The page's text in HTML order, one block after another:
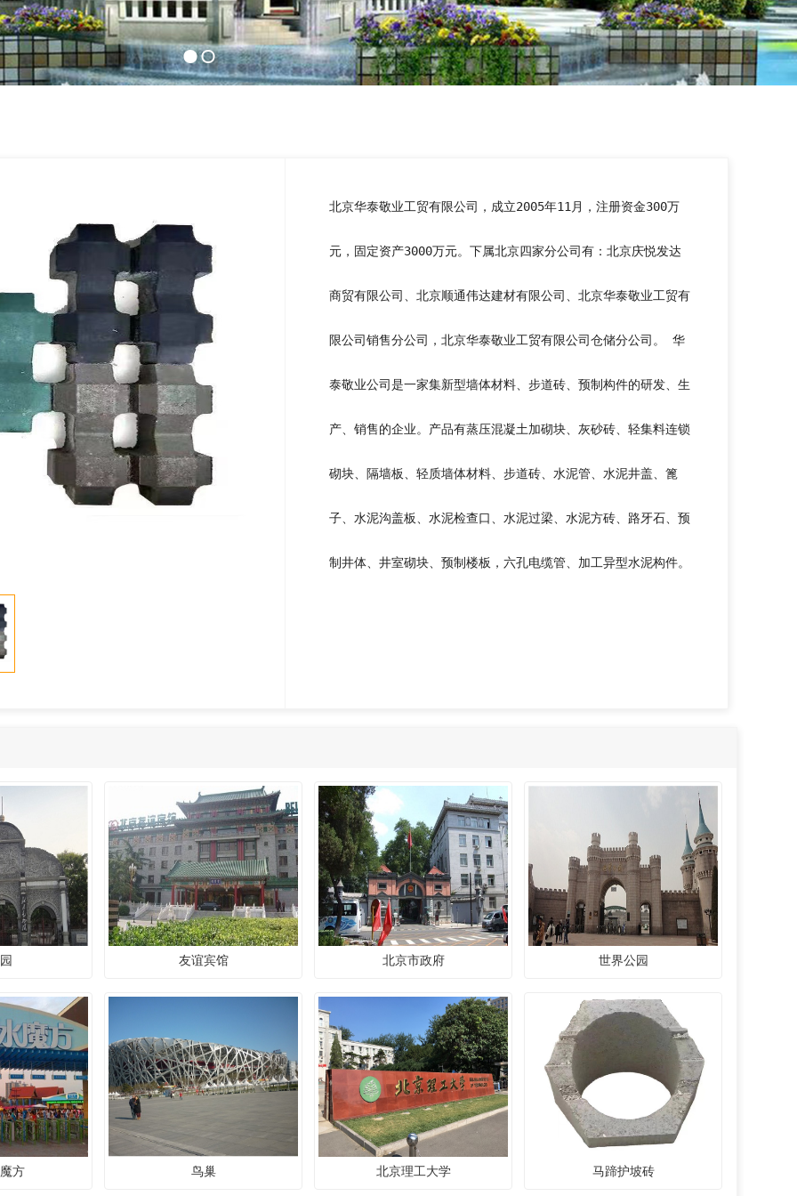
北京华泰敬业工贸有限公司，成立2005年11月，注册资金300万
元，固定资产3000万元。下属北京四家分公司有：北京庆悦发达
商贸有限公司、北京顺通伟达建材有限公司、北京华泰敬业工贸有
限公司销售分公司，北京华泰敬业工贸有限公司仓储分公司。 华
泰敬业公司是一家集新型墙体材料、步道砖、预制构件的研发、生
产、销售的企业。产品有蒸压混凝土加砌块、灰砂砖、轻集料连锁
砌块、隔墙板、轻质墙体材料、步道砖、水泥管、水泥井盖、篦
子、水泥沟盖板、水泥检查口、水泥过梁、水泥方砖、路牙石、预
制井体、井室砌块、预制楼板，六孔电缆管、加工异型水泥构件。
友谊宾馆 北京市政府 世界公园
方 鸟巢 北京理工大学 马蹄护坡砖